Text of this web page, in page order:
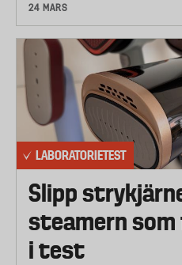
24 MARS
LABORATORIETEST
Slipp
steamern
i test